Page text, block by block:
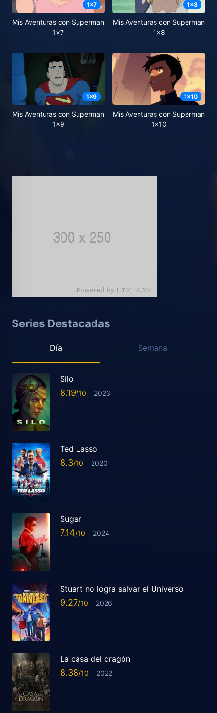
1x7
Mis Aventuras con Superman
1x7
1x8
Mis Aventuras con Superman
1x8
1x9
Mis Aventuras con Superman
1x9
1x10
Mis Aventuras con Superman
1x10
Series Destacadas
Día Semana
Silo
8.19 2023
Ted Lasso
8.3 2020
Sugar
7.14 2024
Stuart no logra salvar el Universo
9.27 2026
La casa del dragón
8.38 2022